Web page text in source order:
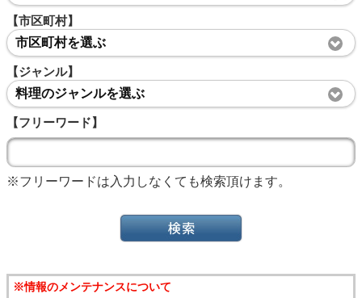
【市区町村】
市区町村を選ぶ
【ジャンル】
料理のジャンルを選ぶ
【フリーワード】
※フリーワードは入力しなくても検索頂けます。
※情報のメンテナンスについて